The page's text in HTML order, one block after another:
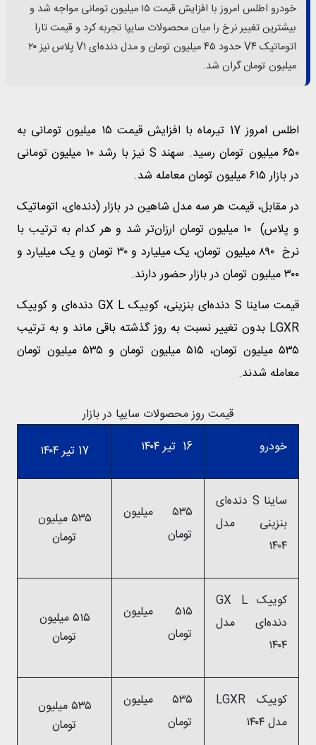
خودرو اطلس امروز با افزایش قیمت ۱۵ میلیون تومانی مواجه شد و
بیشترین تغییر نرخ را میان محصولات سایپا تجربه کرد و قیمت تارا
اتوماتیک V۴ حدود ۴۵ میلیون تومان و مدل دنده‌ای V۱ پلاس نیز ۲۰
میلیون تومان گران‌ شد.
اطلس امروز 17 تیرماه با افزایش قیمت ۱۵ میلیون تومانی به
۶۵۰ میلیون تومان رسید. سهند S نیز با رشد ۱۰ میلیون تومانی
در بازار ۶۱۵ میلیون تومان معامله شد.
در مقابل، قیمت هر سه مدل شاهین در بازار (دنده‌ای، اتوماتیک
و پلاس) ۱۰ میلیون تومان ارزان‌تر شد و هر کدام به ترتیب با
نرخ ۸۹۰ میلیون تومان، یک میلیارد و ۳۰ تومان و یک میلیارد و
۳۰۰ میلیون تومان در بازار حضور دارند.
قیمت ساینا S دنده‌ای بنزینی، کوییک GX L دنده‌ای و کوییک
LGXR بدون تغییر نسبت به روز گذشته باقی ماند و به ترتیب
۵۳۵ میلیون تومان، ۵۱۵ میلیون تومان و ۵۳۵ میلیون تومان
معامله شدند.
قیمت روز محصولات سایپا در بازار
خودرو
16 تیر ۱۴۰۴ 17 تیر ۱۴۰۴
ساینا S دنده‌ای
بنزینی مدل
۱۴۰۴
۵۳۵ میلیون
تومان
۵۳۵ میلیون
تومان
کوییک GX L
دنده‌ای مدل
۱۴۰۴
۵۱۵ میلیون
تومان
۵۱۵ میلیون
تومان
کوییک LGXR
مدل ۱۴۰۴
۵۳۵ میلیون
تومان
۵۳۵ میلیون
تومان